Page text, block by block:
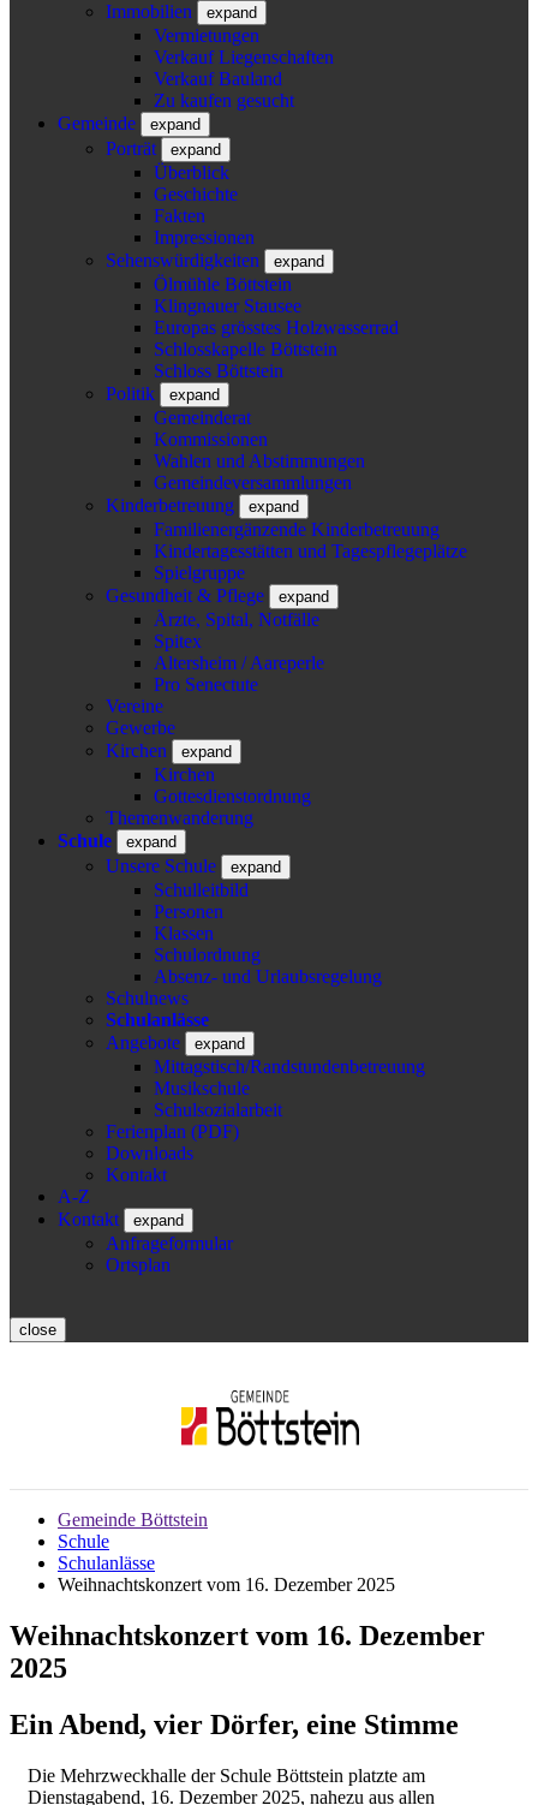
Immobilien
expand
Vermietungen
Verkauf Liegenschaften
Verkauf Bauland
Zu kaufen gesucht
Gemeinde
expand
Porträt expand
Überblick
Geschichte
Fakten
Impressionen
Sehenswürdigkeiten
expand
Ölmühle Böttstein
Klingnauer Stausee
Europas grösstes Holzwasserrad
Schlosskapelle Böttstein
Schloss Böttstein
Politik
expand
Gemeinderat
Kommissionen
Wahlen und Abstimmungen
Gemeindeversammlungen
Kinderbetreuung
expand
Familienergänzende Kinderbetreuung
Kindertagesstätten und Tagespflegeplätze
Spielgruppe
Gesundheit & Pflege
expand
Ärzte, Spital, Notfälle
Spitex
Altersheim / Aareperle
Pro Senectute
Vereine
Gewerbe
Kirchen
expand
Kirchen
Gottesdienstordnung
Themenwanderung
Schule
expand
Unsere Schule expand
Schulleitbild
Personen
Klassen
Schulordnung
Absenz- und Urlaubsregelung
Schulnews
Schulanlässe
Angebote
expand
Mittagstisch/Randstundenbetreuung
Musikschule
Schulsozialarbeit
Ferienplan (PDF)
Downloads
Kontakt
A-Z
Kontakt
expand
Anfrageformular
Ortsplan
close
Gemeinde Böttstein
Schule
Schulanlässe
Weihnachtskonzert vom 16. Dezember 2025
Weihnachtskonzert vom 16. Dezember
2025
Ein Abend, vier Dörfer, eine Stimme
Die Mehrzweckhalle der Schule Böttstein platzte am
Dienstagabend, 16. Dezember 2025, nahezu aus allen